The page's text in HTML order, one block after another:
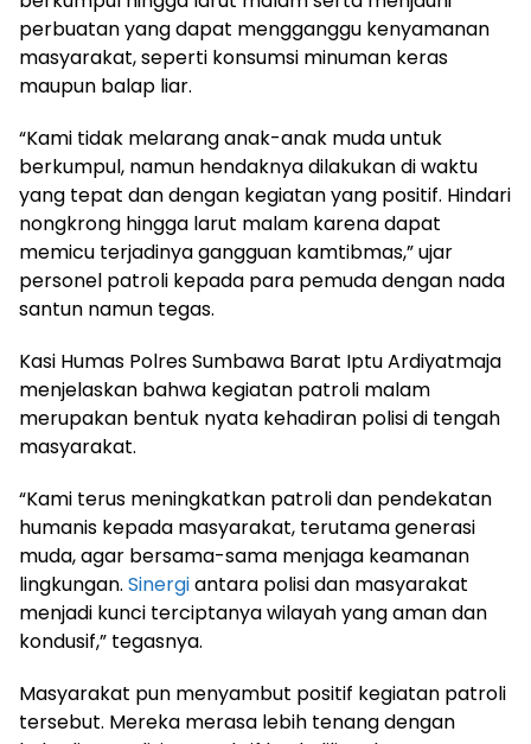
perbuatan yang dapat mengganggu kenyamanan
masyarakat, seperti konsumsi minuman keras
maupun balap liar.
“Kami tidak melarang anak-anak muda untuk
berkumpul, namun hendaknya dilakukan di waktu
yang tepat dan dengan kegiatan yang positif. Hindari
nongkrong hingga larut malam karena dapat
memicu terjadinya gangguan kamtibmas,” ujar
personel patroli kepada para pemuda dengan nada
santun namun tegas.
Kasi Humas Polres Sumbawa Barat Iptu Ardiyatmaja
menjelaskan bahwa kegiatan patroli malam
merupakan bentuk nyata kehadiran polisi di tengah
masyarakat.
“Kami terus meningkatkan patroli dan pendekatan
humanis kepada masyarakat, terutama generasi
muda, agar bersama-sama menjaga keamanan
lingkungan. Sinergiantara polisi dan masyarakat
menjadi kunci terciptanya wilayah yang aman dan
kondusif,” tegasnya.
Masyarakat pun menyambut positif kegiatan patroli
tersebut. Mereka merasa lebih tenang dengan